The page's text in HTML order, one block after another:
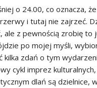
o 24.00, co oznacza,
i tutaj nie zajrzeć.
ale z pewnością zrobię
po mojej myśli,
kilka zdań o tym
cykl imprez
dlań są dzielnice,